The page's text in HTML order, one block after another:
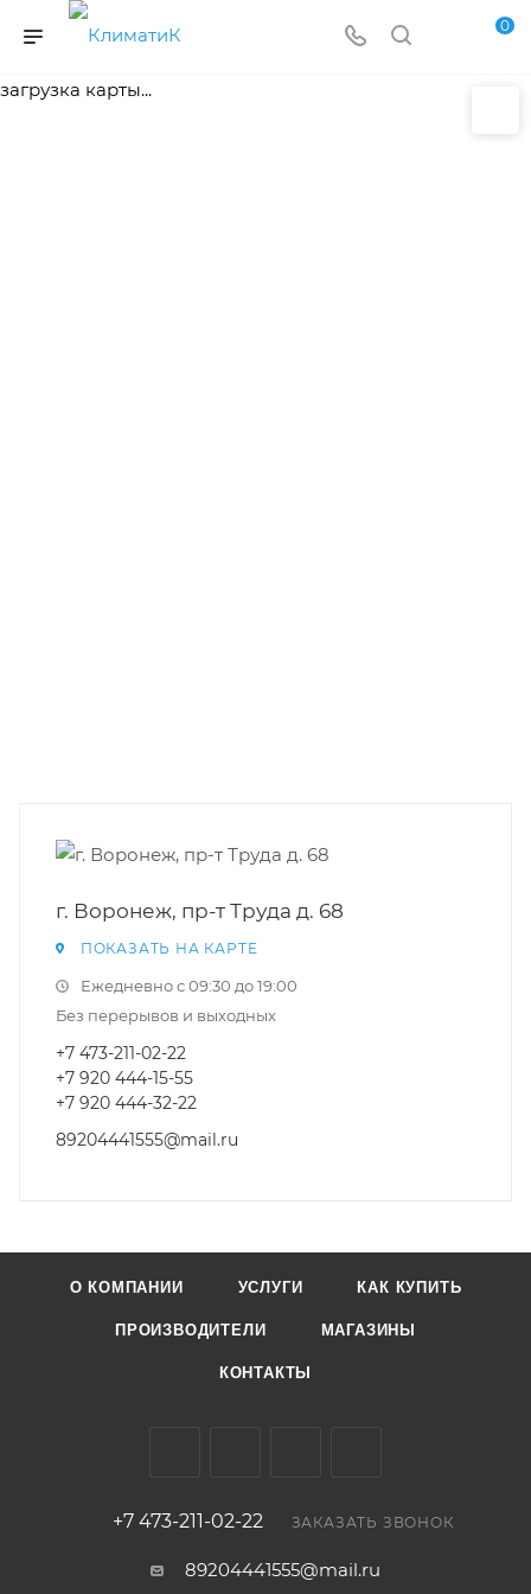
0
загрузка карты...
г. Воронеж, пр-т Труда д. 68
ПОКАЗАТЬ НА КАРТЕ
Ежедневно с 09:30 до 19:00
Без перерывов и выходных
+7 473-211-02-22
+7 920 444-15-55
+7 920 444-32-22
89204441555@mail.ru
О КОМПАНИИ УСЛУГИ КАК КУПИТЬ
ПРОИЗВОДИТЕЛИ МАГАЗИНЫ
КОНТАКТЫ
+7 473-211-02-22 ЗАКАЗАТЬ ЗВОНОК
89204441555@mail.ru